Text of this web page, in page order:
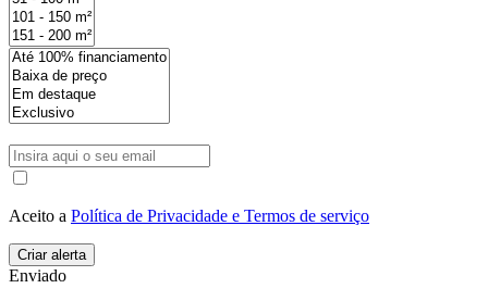
Aceito a Política de Privacidade e Termos de serviço
Enviado